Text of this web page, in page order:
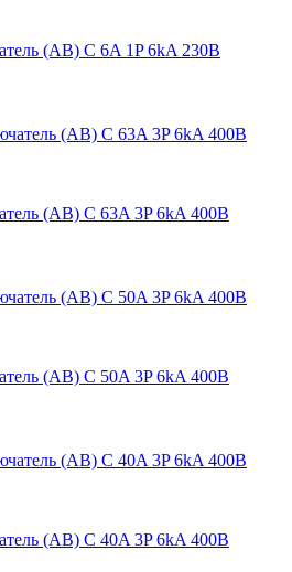
(АВ) C 6A 1P 6kA 230В
(АВ) C 63A 3P 6kA 400В
(АВ) C 50A 3P 6kA 400В
(АВ) C 40A 3P 6kA 400В